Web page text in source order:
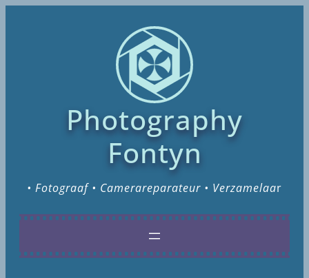
Photography
Fontyn
• Fotograaf • Camerareparateur • Verzamelaar